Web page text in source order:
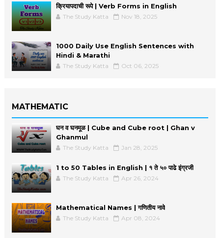
क्रियापदाची रूपे | Verb Forms in English
The Study Katta Nov 18, 2025
1000 Daily Use English Sentences with
Hindi & Marathi
The Study Katta Oct 06, 2025
MATHEMATIC
घन व घनमूळ | Cube and Cube root | Ghan v
Ghanmul
The Study Katta Jan 28, 2025
1 to 50 Tables in English | १ ते ५० पाढे इंग्रजी
The Study Katta Apr 26, 2024
Mathematical Names | गणितीय नावे
The Study Katta Apr 08, 2024